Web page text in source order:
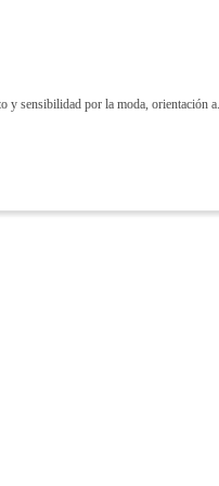
y sensibilidad por la moda, orientación